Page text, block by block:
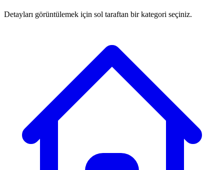
Detayları görüntülemek için sol taraftan bir kategori seçiniz.